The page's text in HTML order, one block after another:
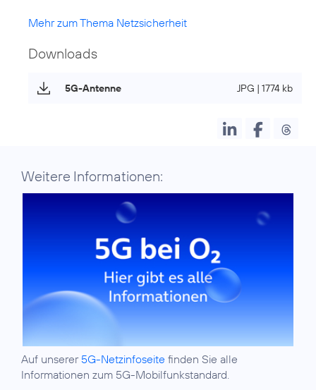
Mehr zum Thema Netzsicherheit
Downloads
5G-Antenne JPG | 1774 kb
Weitere Informationen:
Auf unserer 5G-Netzinfoseite finden Sie alle
Informationen zum 5G-Mobilfunkstandard.